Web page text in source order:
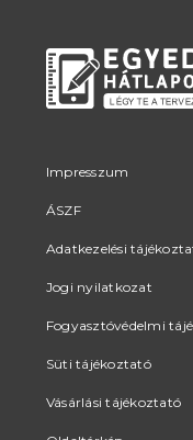
Impresszum
ÁSZF
Adatkezelési
Jogi nyilatkozat
Fogyasztóvédelmi
Süti tájékoztató
Vásárlási tájékoztató